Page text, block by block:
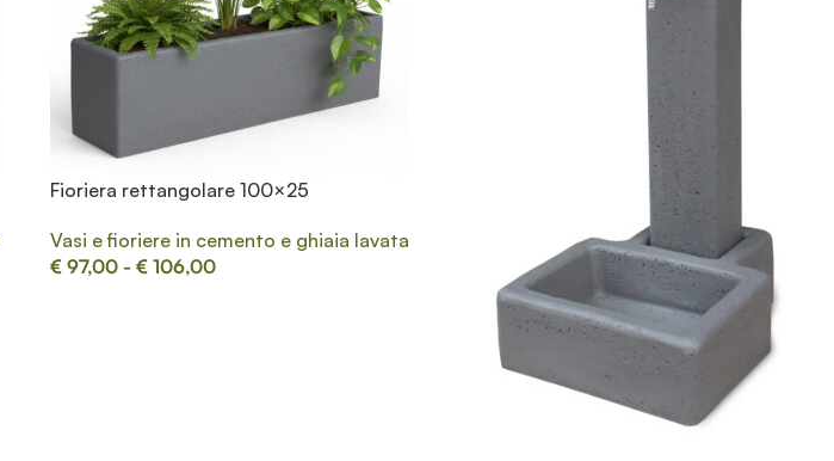
Fioriera rettangolare 100×25
Vasi e fioriere in cemento e ghiaia lavata
€ 97,00 - € 106,00